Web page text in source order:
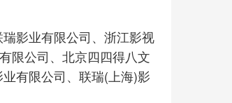
影业有限公司、浙江影视
限公司、北京四四得八文
有限公司、联瑞(上海)影